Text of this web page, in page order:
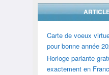
Carte de voeux
pour bonne année
Horloge parlante
exactement en